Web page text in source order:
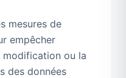
mesures de
empêcher
modification ou la
des données